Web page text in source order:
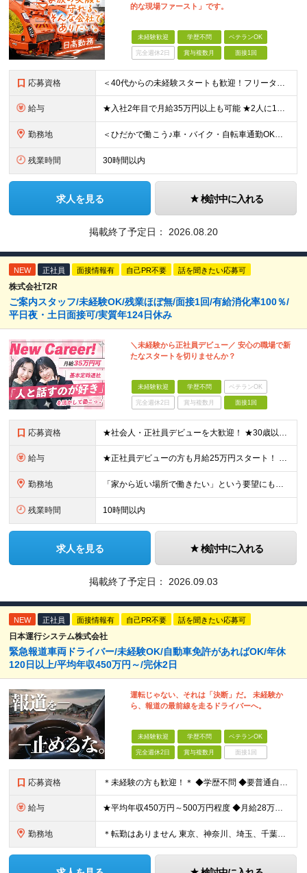
的な現場ファースト」です。
未経験歓迎 学歴不問 ベテランOK
完全週休2日 賞与複数月 面接1回
応募資格 ＜40代からの未経験スタートも歓迎！フリーターでもOK＞ type経由での入社者多数！ほぼ全員未経験スタートです◎ ★自己PR＆志望理由必要ナシ ★応募者全員面接 ★未経験OK ★社会人経験初めても
給与 ★入社2年目で月給35万円以上も可能 ★2人に1人以上が年収500万円以上 （今後年収500万円以上の層はさらに増える予定。年収500万円以下は多くが直近入社者） ★免許取得にかかる費用は会社が全額負
勤務地 ＜ひだかで働こう♪車・バイク・自転車通勤OK！埼玉エリア勤務＞ 埼玉県日高市大字田波目581-3（日高市役所の近く） └転勤なし！ └通勤費上限3万円まで支給 └駐車場完備 【社員の方のお住まい先】
残業時間 30時間以内
求人を見る 検討中に入れる
掲載終了予定日： 2026.08.20
NEW 正社員 面接情報有 自己PR不要 話を聞きたい応募可
株式会社T2R
ご案内スタッフ/未経験OK/残業ほぼ無/面接1回/有給消化率100％/
平日夜・土日面接可/実質年124日休み
＼未経験から正社員デビュー／ 安心の職場で新
たなスタートを切りませんか？
未経験歓迎 学歴不問 ベテランOK
完全週休2日 賞与複数月 面接1回
応募資格 ★社会人・正社員デビューを大歓迎！ ★30歳以下限定（※若年層の長期キャリア形成のため） ★学歴・経験一切不問！ -------【採用担当】より------------ 「過去は変えられないけど、未
給与 ★正社員デビューの方も月給25万円スタート！ ★プロジェクト先でインセンティブが出ることもあります◎ ＼未経験1年目想定年収：348万円～468万円／ 月給：25万円～35万円＋交通費全額支給＋資格
勤務地 「家から近い場所で働きたい」という要望にもお応えします！※実例あり ★一都三県（東京都・埼玉県・神奈川県・千葉県）のいずれかの携帯ショップやイベント会場に配属 ■本社 東京都豊島区南池袋2-33-7
残業時間 10時間以内
求人を見る 検討中に入れる
掲載終了予定日： 2026.09.03
NEW 正社員 面接情報有 自己PR不要 話を聞きたい応募可
日本運行システム株式会社
緊急報道車両ドライバー/未経験OK/自動車免許があればOK/年休
120日以上/平均年収450万円～/完休2日
運転じゃない、それは「決断」だ。 未経験か
ら、報道の最前線を走るドライバーへ。
未経験歓迎 学歴不問 ベテランOK
完全週休2日 賞与複数月 面接1回
応募資格 ＊未経験の方も歓迎！＊ ◆学歴不問 ◆要普通自動車第一種運転免許 ◆守秘義務を守れる方 ※以下の経験が活かせます ・ホスピタリティ・マナーを大事に人と接する仕事の経験 ・整備士やディーラーなど、車
給与 ★平均年収450万円～500万円程度 ◆月給28万円～＋賞与2回＋交通費全額支給＋役職手当 ※試用期間2カ月あり（期間中の雇用形態、待遇に差異はありません） ※月給には月20時間分のみなし残業代3万
勤務地 ＊転勤はありません 東京、神奈川、埼玉、千葉県内での勤務となります ※基本的には直行直帰・配属は通いやすさを考慮します ※U・Iターン歓迎 ※東京勤務メインとなります 【本社】 東京都中央区銀座1